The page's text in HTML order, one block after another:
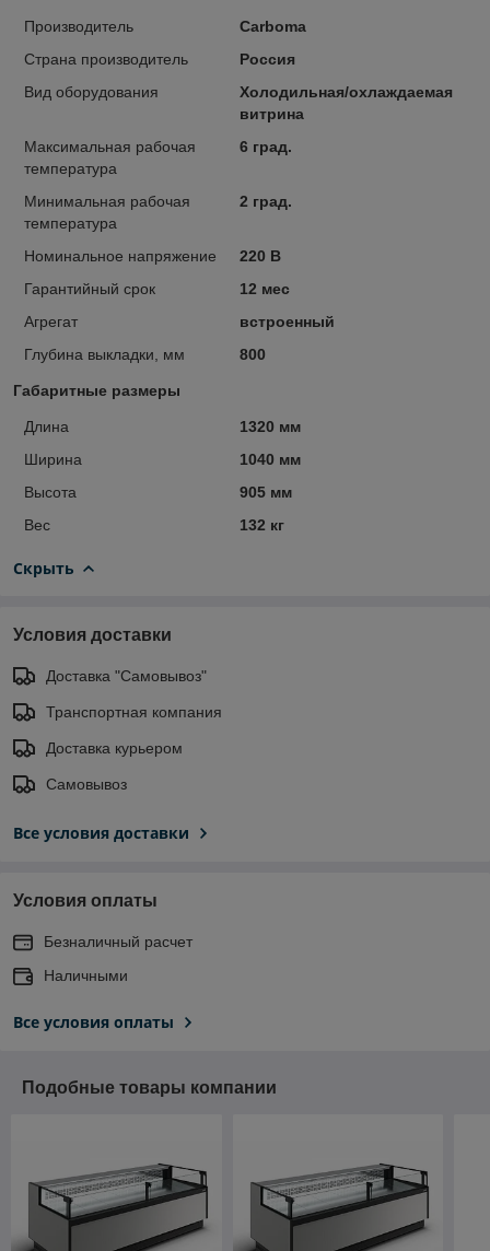
Производитель
Carboma
Страна производитель
Россия
Вид оборудования
Холодильная/охлаждаемая
витрина
Максимальная рабочая
температура
6 град.
Минимальная рабочая
температура
2 град.
Номинальное напряжение
220 В
Гарантийный срок
12 мес
Агрегат
встроенный
Глубина выкладки, мм
800
Габаритные размеры
Длина
1320 мм
Ширина
1040 мм
Высота
905 мм
Вес
132 кг
Скрыть
Условия доставки
Доставка "Самовывоз"
Транспортная компания
Доставка курьером
Самовывоз
Все условия доставки
Условия оплаты
Безналичный расчет
Наличными
Все условия оплаты
Подобные товары компании